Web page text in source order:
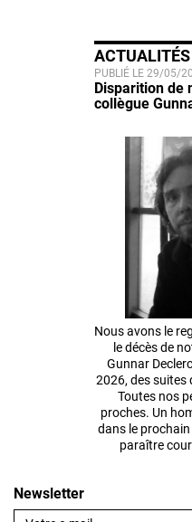
ACTUALITÉS
PUBLIÉ LE 29/05/
Disparition de
collègue
Nous avons le
le décès de
Gunnar
2026, des suites
Toutes nos
proches. Un
dans le
paraître
Newsletter